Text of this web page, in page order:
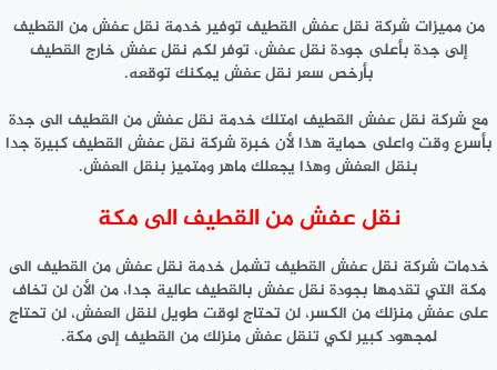
من مميزات شركة نقل عفش القطيف توفير خدمة نقل عفش من القطيف
إلى جدة بأعلى جودة نقل عفش، توفر لكم نقل عفش خارج القطيف
بأرخص سعر نقل عفش يمكنك توقعه.
مع شركة نقل عفش القطيف امتلك خدمة نقل عفش من القطيف الى جدة
بأسرع وقت واعلى حماية هذا لأن خبرة شركة نقل عفش القطيف كبيرة جدا
بنقل العفش وهذا يجعلك ماهر ومتميز بنقل العفش.
نقل عفش من القطيف الى مكة
خدمات شركة نقل عفش القطيف تشمل خدمة نقل عفش من القطيف الى
مكة التي تقدمها بجودة نقل عفش بالقطيف عالية جدا، من الأن لن تخاف
على عفش منزلك من الكسر، لن تحتاج لوقت طويل لنقل العفش، لن تحتاج
لمجهود كبير لكي تنقل عفش منزلك من القطيف إلى مكة.